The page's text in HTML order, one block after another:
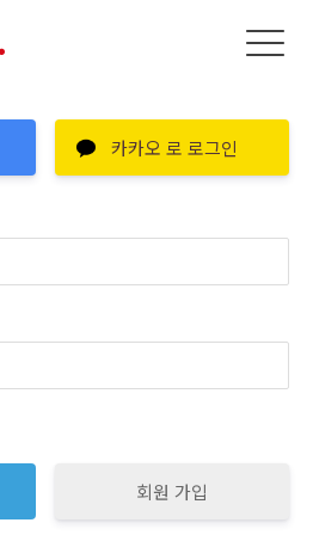
카카오 로 로그인
회원 가입